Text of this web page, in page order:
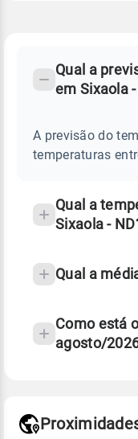
SIXAOLA
Perguntas
sobre
chuva
temperatura
Qual a
em Sixaola
A previsão do
temperaturas
Qual a
Sixaola -
Qual a
Como está
agosto/